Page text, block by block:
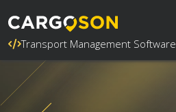
Transport Management Software